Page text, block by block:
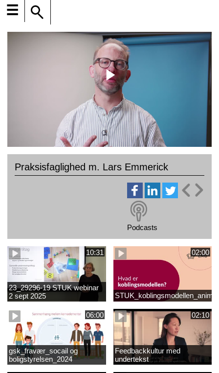
☰
Praksisfaglighed m. Lars Emmerick
Podcasts
10:31
23_29296-19 STUK webinar
2 sept 2025
1889337_1_1.MP4
02:00
06:00
gsk_fravær_socail og
boligstyrelsen_2024
02:10
Feedbackkultur med
undertekst